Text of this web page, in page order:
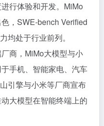
行体验和开发。MiMo
，SWE-bench Verified
均处于行业前列。
商，MiMo大模型与小
手机、智能家电、汽车
引擎与小米等厂商宣布
大模型在智能终端上的